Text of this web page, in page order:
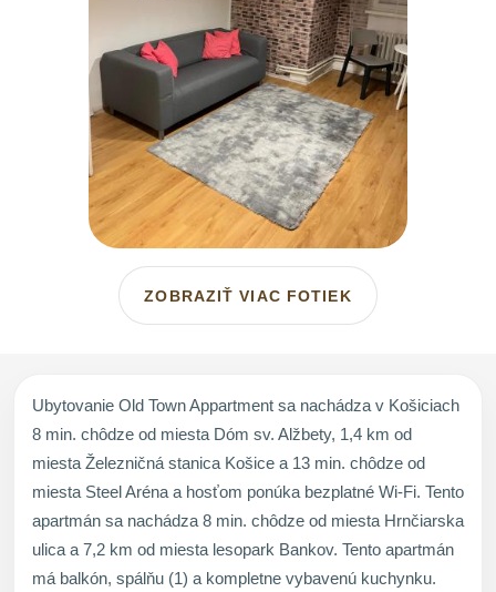
ZOBRAZIŤ VIAC FOTIEK
Ubytovanie Old Town Appartment sa nachádza v Košiciach
8 min. chôdze od miesta Dóm sv. Alžbety, 1,4 km od
miesta Železničná stanica Košice a 13 min. chôdze od
miesta Steel Aréna a hosťom ponúka bezplatné Wi-Fi. Tento
apartmán sa nachádza 8 min. chôdze od miesta Hrnčiarska
ulica a 7,2 km od miesta lesopark Bankov. Tento apartmán
má balkón, spálňu (1) a kompletne vybavenú kuchynku.